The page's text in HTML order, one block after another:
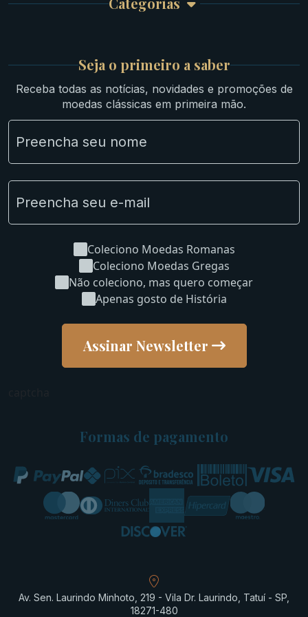
Ouro
Ibéricas
Lotes Grandes
Material Numismático
NGC e NNC Encapsuladas
Novidades
Seja o primeiro a saber
Receba todas as notícias, novidades e promoções de
moedas clássicas em primeira mão.
Coleciono Moedas Romanas
Coleciono Moedas Gregas
Não coleciono, mas quero começar
Apenas gosto de História
Assinar Newsletter
Formas de pagamento
Av. Sen. Laurindo Minhoto, 219 - Vila Dr. Laurindo, Tatuí - SP,
18271-480